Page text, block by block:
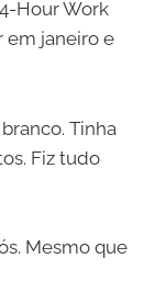
Hour Work
em janeiro e
Tinha
Fiz tudo
Mesmo que